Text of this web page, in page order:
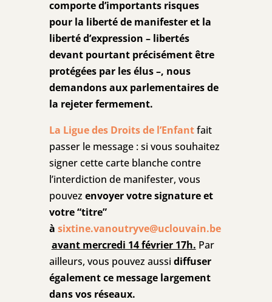
comporte d’importants risques
pour la liberté de manifester et la
liberté d’expression – libertés
devant pourtant précisément être
protégées par les élus –, nous
demandons aux parlementaires de
la rejeter fermement.
La Ligue des Droits de l’Enfantfait
passer le message : si vous souhaitez
signer cette carte blanche contre
l’interdiction de manifester, vous
pouvez envoyer votre signature et
votre “titre”
à sixtine.vanoutryve@uclouvain.be
avant mercredi 14 février 17h. Par
ailleurs, vous pouvez aussi diffuser
égalementce message largement
dans vos réseaux.